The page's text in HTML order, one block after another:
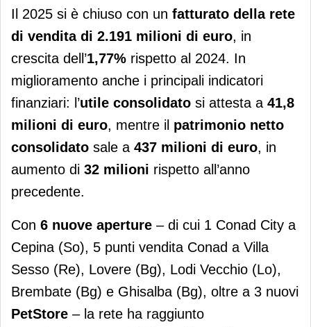
Il 2025 si è chiuso con un fatturato della rete
di vendita di 2.191 milioni di euro, in
crescita dell’1,77% rispetto al 2024. In
miglioramento anche i principali indicatori
finanziari: l’utile consolidato si attesta a 41,8
milioni di euro, mentre il patrimonio netto
consolidato sale a 437 milioni di euro, in
aumento di 32 milioni rispetto all’anno
precedente.
Con 6 nuove aperture – di cui 1 Conad City a
Cepina (So), 5 punti vendita Conad a Villa
Sesso (Re), Lovere (Bg), Lodi Vecchio (Lo),
Brembate (Bg) e Ghisalba (Bg), oltre a 3 nuovi
PetStore – la rete ha raggiunto